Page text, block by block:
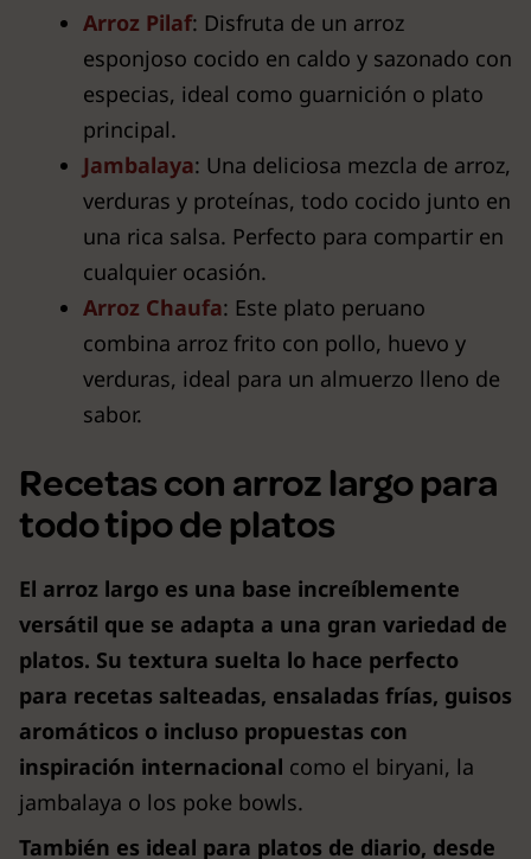
Arroz Pilaf: Disfruta de un arroz
esponjoso cocido en caldo y sazonado con
especias, ideal como guarnición o plato
principal.
Jambalaya: Una deliciosa mezcla de arroz,
verduras y proteínas, todo cocido junto en
una rica salsa. Perfecto para compartir en
cualquier ocasión.
Arroz Chaufa: Este plato peruano
combina arroz frito con pollo, huevo y
verduras, ideal para un almuerzo lleno de
sabor.
Recetas con arroz largo para
todo tipo de platos
El arroz largo es una base increíblemente
versátil que se adapta a una gran variedad de
platos. Su textura suelta lo hace perfecto
para recetas salteadas, ensaladas frías, guisos
aromáticos o incluso propuestas con
inspiración internacional como el biryani, la
jambalaya o los poke bowls.
También es ideal para platos de diario, desde